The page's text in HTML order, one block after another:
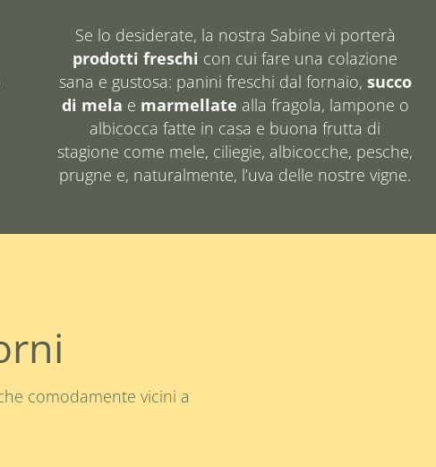
Se lo desiderate, la nostra Sabine vi porterà
prodotti freschi con cui fare una colazione
sana e gustosa: panini freschi dal fornaio, succo
di mela e marmellate alla fragola, lampone o
albicocca fatte in casa e buona frutta di
stagione come mele, ciliegie, albicocche, pesche,
prugne e, naturalmente, l’uva delle nostre vigne.
comodamente vicini a